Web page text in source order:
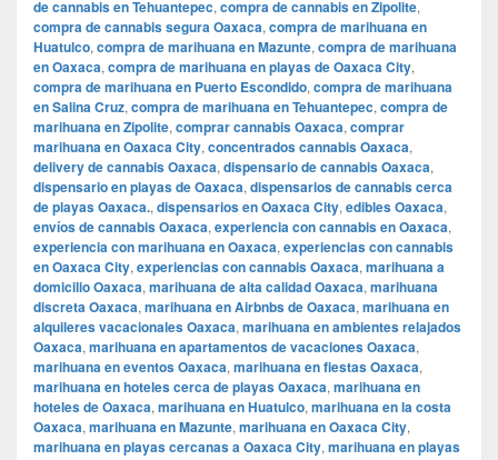
de cannabis en Tehuantepec, compra de cannabis en Zipolite,
compra de cannabis segura Oaxaca, compra de marihuana en
Huatulco, compra de marihuana en Mazunte, compra de marihuana
en Oaxaca, compra de marihuana en playas de Oaxaca City,
compra de marihuana en Puerto Escondido, compra de marihuana
en Salina Cruz, compra de marihuana en Tehuantepec, compra de
marihuana en Zipolite, comprar cannabis Oaxaca, comprar
marihuana en Oaxaca City, concentrados cannabis Oaxaca,
delivery de cannabis Oaxaca, dispensario de cannabis Oaxaca,
dispensario en playas de Oaxaca, dispensarios de cannabis cerca
de playas Oaxaca., dispensarios en Oaxaca City, edibles Oaxaca,
envíos de cannabis Oaxaca, experiencia con cannabis en Oaxaca,
experiencia con marihuana en Oaxaca, experiencias con cannabis
en Oaxaca City, experiencias con cannabis Oaxaca, marihuana a
domicilio Oaxaca, marihuana de alta calidad Oaxaca, marihuana
discreta Oaxaca, marihuana en Airbnbs de Oaxaca, marihuana en
alquileres vacacionales Oaxaca, marihuana en ambientes relajados
Oaxaca, marihuana en apartamentos de vacaciones Oaxaca,
marihuana en eventos Oaxaca, marihuana en fiestas Oaxaca,
marihuana en hoteles cerca de playas Oaxaca, marihuana en
hoteles de Oaxaca, marihuana en Huatulco, marihuana en la costa
Oaxaca, marihuana en Mazunte, marihuana en Oaxaca City,
marihuana en playas cercanas a Oaxaca City, marihuana en playas